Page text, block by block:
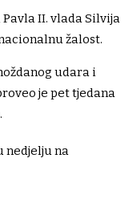
II. vlada Silvija
žalost.
udara i
je pet tjedana
nedjelju na